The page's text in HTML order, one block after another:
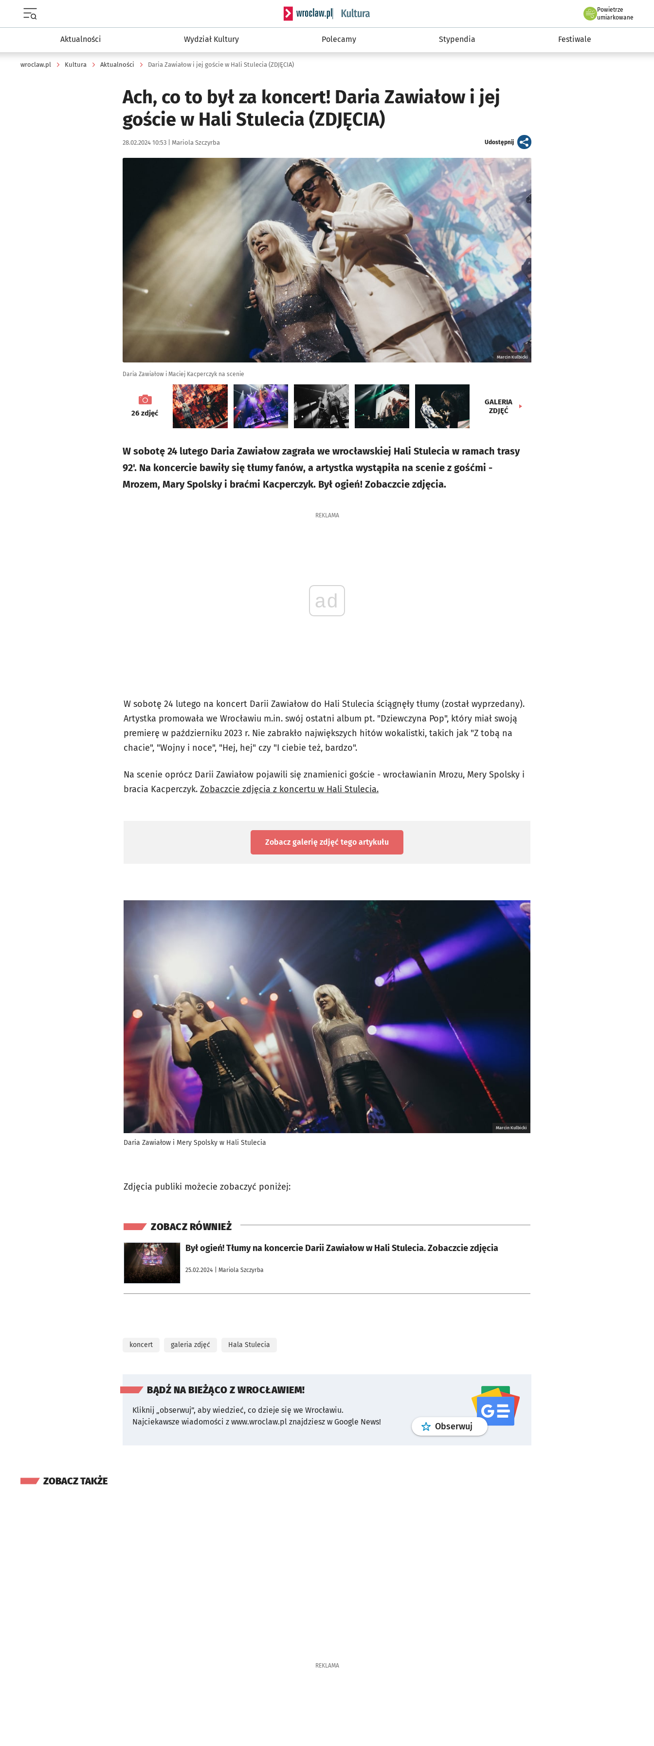
Serwis informacyjny wroclaw.pl podserwis: Kultura
Powietrze
we Wrocławiu
umiarkowane
Aktualności Wydział Kultury Polecamy Stypendia Festiwale
wroclaw.pl Kultura Aktualności Daria Zawiałow i jej goście w Hali Stulecia (ZDJĘCIA)
Ach, co to był za koncert! Daria Zawiałow i jej
goście w Hali Stulecia (ZDJĘCIA)
Data publikacji:
28.02.2024 10:53 | Autor:
Mariola Szczyrba Udostępnijartykuł
Marcin Kulbicki
Daria Zawiałow i Maciej Kacperczyk na scenie
galeria
26 zdjęć
GALERIA
ZDJĘĆ
W sobotę 24 lutego Daria Zawiałow zagrała we wrocławskiej Hali Stulecia w ramach trasy
92'. Na koncercie bawiły się tłumy fanów, a artystka wystąpiła na scenie z gośćmi -
Mrozem, Mary Spolsky i braćmi Kacperczyk. Był ogień! Zobaczcie zdjęcia.
REKLAMA
ad
W sobotę 24 lutego na koncert Darii Zawiałow do Hali Stulecia ściągnęły tłumy (został wyprzedany).
Artystka promowała we Wrocławiu m.in. swój ostatni album pt. "Dziewczyna Pop", który miał swoją
premierę w październiku 2023 r. Nie zabrakło największych hitów wokalistki, takich jak "Z tobą na
chacie", "Wojny i noce", "Hej, hej" czy "I ciebie też, bardzo".
Na scenie oprócz Darii Zawiałow pojawili się znamienici goście - wrocławianin Mrozu, Mery Spolsky i
bracia Kacperczyk. Zobaczcie zdjęcia z koncertu w Hali Stulecia.
Zobacz galerię zdjęć tego artykułu
Marcin Kulbicki
Daria Zawiałow i Mery Spolsky w Hali Stulecia
Zdjęcia publiki możecie zobaczyć poniżej:
ZOBACZ RÓWNIEŻ
Był ogień! Tłumy na koncercie Darii Zawiałow w Hali Stulecia. Zobaczcie zdjęcia
25.02.2024 | Mariola Szczyrba
otworzy się w nowej karcie
koncert galeria zdjęć Hala Stulecia
BĄDŹ NA BIEŻĄCO Z WROCŁAWIEM!
Kliknij „obserwuj”, aby wiedzieć, co dzieje się we Wrocławiu.
Najciekawsze wiadomości z www.wroclaw.pl znajdziesz w Google News!
Obserwuj profilgoogle news
ZOBACZ TAKŻE
REKLAMA